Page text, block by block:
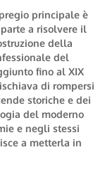
principale è
a risolvere il
della
del
fino al XIX
di rompersi
storiche e dei
del moderno
e negli stessi
a metterla in